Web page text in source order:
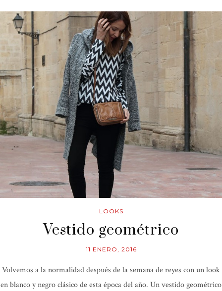
LOOKS
Vestido geométrico
11 ENERO, 2016
Volvemos a la normalidad después de la semana de reyes con un look
en blanco y negro clásico de esta época del año. Un vestido geométrico